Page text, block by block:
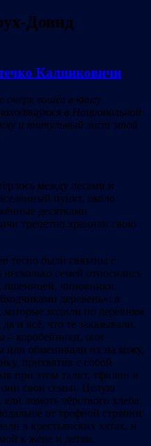
Довид
Калинковичи
очерк вошёл в книгу
дящуюся в Национальной
и титульный лист этой
между лесами и
пункт, около
десятками
трепетно хранили свою
тесно были связаны с
семей относились
пшеницей, чиновники.
деревень»: в
ходили по деревням
и всё, что те заказывали.
– коробейники, они
или обменивали их на кожу,
прихватив с собой
при этом талит, тфилин и
свои семьи. Целую
ломоть чёрствого хлеба,
от трефной стряпни
в крестьянских хатах, и
к жене и детям.